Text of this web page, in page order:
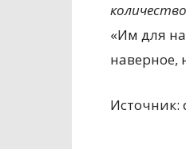
«Им для
наверное,
Источник: